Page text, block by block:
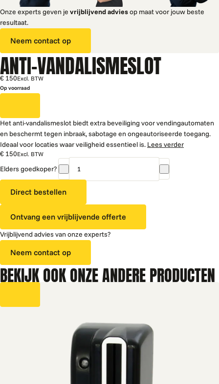
Onze experts geven je vrijblijvend adviesop maat voor jouw beste
resultaat.
Neem contact op
ANTI-VANDALISMESLOT
€ 150Excl. BTW
Op voorraad
Het anti-vandalismeslot biedt extra beveiliging voor vendingautomaten
en beschermt tegen inbraak, sabotage en ongeautoriseerde toegang.
Ideaal voor locaties waar veiligheid essentieel is. Lees verder
€ 150Excl. BTW
Elders goedkoper?
Anti-
aantal
Direct bestellen
Ontvang een vrijblijvende offerte
Vrijblijvend advies van onze experts?
Neem contact op
BEKIJK OOK ONZE ANDERE PRODUCTEN